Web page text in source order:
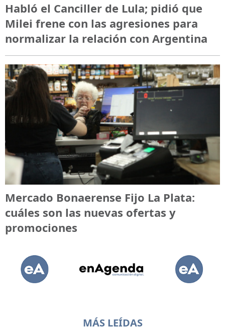
Habló el Canciller de Lula; pidió que
Milei frene con las agresiones para
normalizar la relación con Argentina
Mercado Bonaerense Fijo La Plata:
cuáles son las nuevas ofertas y
promociones
MÁS LEÍDAS